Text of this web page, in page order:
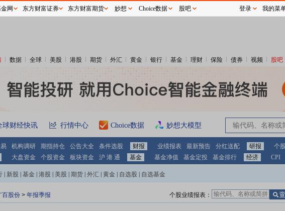
数据 全球 美股 港股 期货 外汇 黄金 银行 基金 理财 保险 债券 视频 股吧
球财经快讯 行情中心 Choice数据 妙想大模型
机构调研 期指持仓 公告大全 条件选股 财报 业绩报表 最新预告 分红送配 研报 个
大盘资金 个股资金 板块资金 沪 港 通 基金 基金净值 基金定投 基金排行 经济 CPI
新股 基金 港股 美股 期货 外汇 黄金 自选股 自选基金
百股份 > 年报季报 个股业绩报表：
网 东方财富证券 东方财富期货 妙想 Choice数据 股吧 登录 我的菜